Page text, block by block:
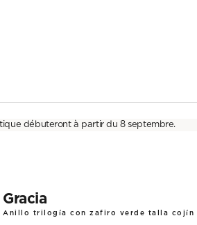
débuteront à partir du 8 septembre.
Gracia
Anillo trilogía con zafiro verde talla cojín